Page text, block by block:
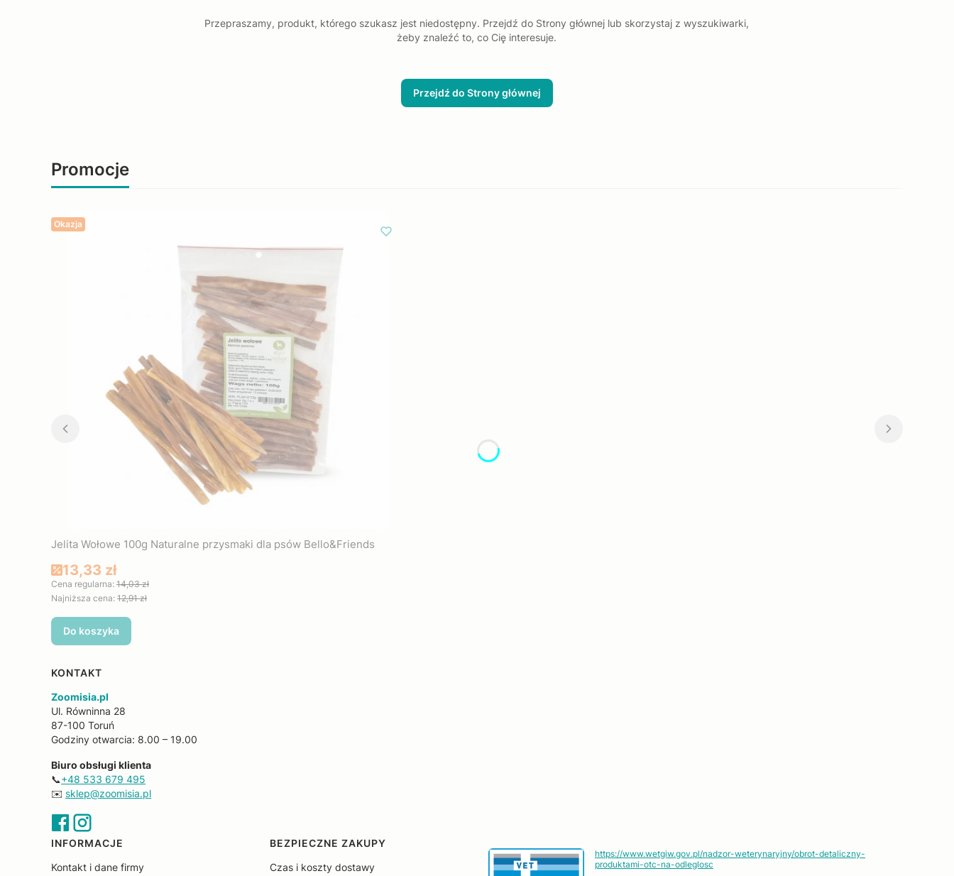
Przepraszamy, produkt, którego szukasz jest niedostępny. Przejdź do Strony głównej lub skorzystaj z wyszukiwarki,
żeby znaleźć to, co Cię interesuje.
Przejdź do Strony głównej
Promocje
Okazja
Jelita Wołowe 100g Naturalne przysmaki dla psów Bello&Friends
Cena promocyjna
13,33 zł
Cena regularna: 14,03 zł
Najniższa cena: 12,91 zł
Do koszyka
KONTAKT
Zoomisia.pl
Ul. Równinna 28
87-100 Toruń
Godziny otwarcia: 8.00 – 19.00
Biuro obsługi klienta
📞+48 533 679 495
✉️ sklep@zoomisia.pl
Linki w stopce
INFORMACJE
Kontakt i dane firmy
BEZPIECZNE ZAKUPY
Czas i koszty dostawy
https://www.wetgiw.gov.pl/nadzor-weterynaryjny/obrot-detaliczny-
produktami-otc-na-odleglosc